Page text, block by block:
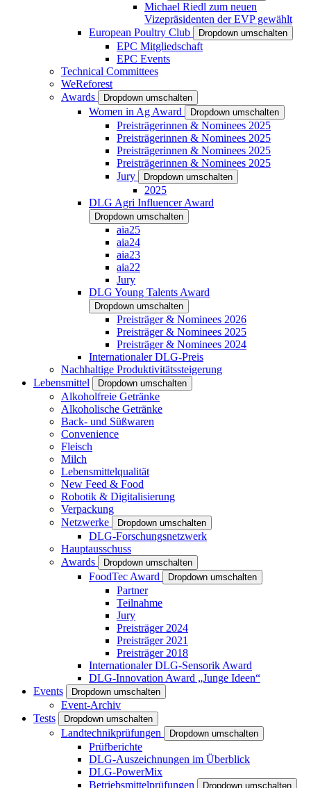
Michael Riedl zum neuen
Vizepräsidenten der EVP gewählt
European Poultry Club
Dropdown umschalten
EPC Mitgliedschaft
EPC Events
Technical Committees
WeReforest
Awards
Dropdown umschalten
Women in Ag Award Dropdown umschalten
Preisträgerinnen & Nominees 2025
Preisträgerinnen & Nominees 2025
Preisträgerinnen & Nominees 2025
Preisträgerinnen & Nominees 2025
Jury
Dropdown umschalten
2025
DLG Agri Influencer Award
Dropdown umschalten
aia25
aia24
aia23
aia22
Jury
DLG Young Talents Award
Dropdown umschalten
Preisträger & Nominees 2026
Preisträger & Nominees 2025
Preisträger & Nominees 2024
Internationaler DLG-Preis
Nachhaltige Produktivitätssteigerung
Lebensmittel
Dropdown umschalten
Alkoholfreie Getränke
Alkoholische Getränke
Back- und Süßwaren
Convenience
Fleisch
Milch
Lebensmittelqualität
New Feed & Food
Robotik & Digitalisierung
Verpackung
Netzwerke
Dropdown umschalten
DLG-Forschungsnetzwerk
Hauptausschuss
Awards
Dropdown umschalten
FoodTec Award Dropdown umschalten
Partner
Teilnahme
Jury
Preisträger 2024
Preisträger 2021
Preisträger 2018
Internationaler DLG-Sensorik Award
DLG-Innovation Award „Junge Ideen“
Events
Dropdown umschalten
Event-Archiv
Tests
Dropdown umschalten
Landtechnikprüfungen Dropdown umschalten
Prüfberichte
DLG-Auszeichnungen im Überblick
DLG-PowerMix
Betriebsmittelprüfungen
Dropdown umschalten